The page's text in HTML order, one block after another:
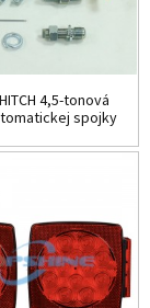
4,5-tonová
spojky